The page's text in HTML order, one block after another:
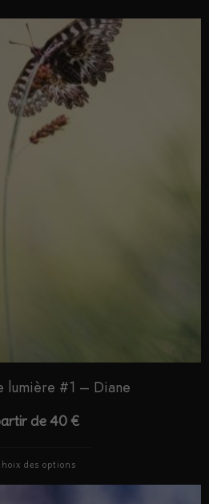
lumière #1 – Diane
de 40 €
des options